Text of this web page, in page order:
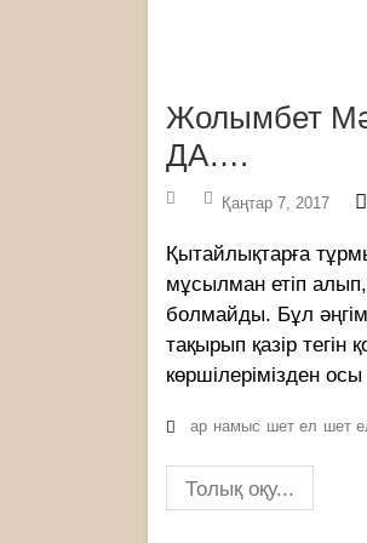
Жолымбет
ДА….
Қаңтар 7, 2017
Қытайлықтарға
мұсылман етіп
болмайды. Бұл
тақырып қазір тегін
көршілерімізден
ар намыс шет ел шет
Толық оқу...